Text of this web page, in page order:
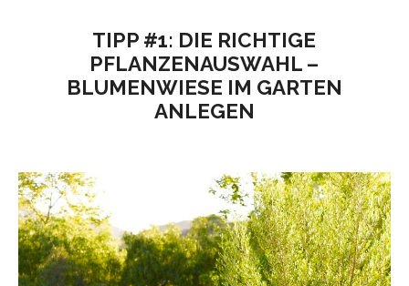
TIPP #1: DIE RICHTIGE
PFLANZENAUSWAHL –
BLUMENWIESE IM GARTEN
ANLEGEN